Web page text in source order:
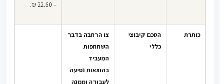
– 22.60 ₪.
כותרת
הסכם קיבוצי
כללי
צו הרחבה בדבר
השתתפות
המעביד
בהוצאות נסיעה
לעבודה וממנה